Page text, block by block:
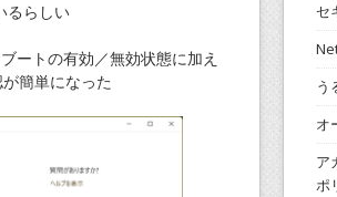
るらしい
ートの有効／無効状態に加え
簡単になった
セ
う
オ
ア
ポ